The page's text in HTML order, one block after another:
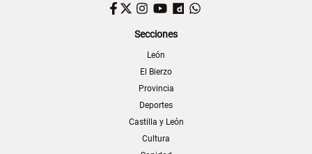
Facebook
TwitterInstagram
YouTubeDailymotion
Secciones
León
El Bierzo
Provincia
Deportes
Castilla y León
Cultura